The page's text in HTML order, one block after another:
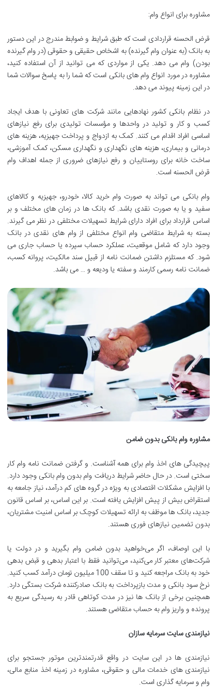
مشاوره برای انواع وام:
قرض الحسنه قراردادی است که طبق شرایط و ضوابط مندرج در این دستور
به بانک (به عنوان وام گیرنده) به اشخاص حقیقی و حقوقی (در وام گیرنده
بودن) وام می دهد. یکی از مواردی که می توانید از آن استفاده کنید،
مشاوره در مورد انواع وام های بانکی است که شما را به پاسخ سوالات شما
در این زمینه پیوند می دهد.
در نظام بانکی کشور نهادهایی مانند شرکت های تعاونی با هدف ایجاد
کسب و کار و تولید در واحدها و مؤسسات تولیدی برای رفع نیازهای
اساسی افراد اقدام می کنند. کمک به ازدواج و پرداخت جهیزیه، هزینه های
درمانی و بیماری، هزینه های نگهداری و نگهداری مسکن، کمک آموزشی،
ساخت خانه برای روستاییان و رفع نیازهای ضروری از جمله اهداف وام
قرض الحسنه است.
وام بانکی می تواند به صورت وام خرید کالا، خودرو، جهیزیه و کالاهای
سفید و یا به صورت نقدی باشد. که بانک ها در زمان های مختلف و بر
اساس قرارداد برای افراد دارای شرایط تسهیلات مختلفی در نظر می گیرند.
بسته به شرایط متقاضی وام انواع مختلفی از وام های نقدی در بانک
وجود دارد که شامل موقعیت، عملکرد حساب سپرده یا حساب جاری می
شود. که مستلزم داشتن ضمانت نامه از قبیل سند مالکیت، پروانه کسب،
ضمانت نامه رسمی کارمند و سفته یا ودیعه و … می باشد.
مشاوره وام بانکی بدون ضامن
پیچیدگی های اخذ وام برای همه آشناست. و گرفتن ضمانت نامه وام کار
سختی است. در حال حاضر شرایط دریافت وام بدون وام بانکی وجود دارد.
با افزایش مشکلات اقتصادی به ویژه در گروه های کم درآمد، نیاز جامعه به
استقراض بیش از پیش افزایش یافته است. بر این اساس، بر اساس قانون
جدید، بانک ها موظف به ارائه تسهیلات کوچک بر اساس امنیت مشتریان،
بدون تضمین نیازهای فوری هستند.
با این اوصاف، اگر می‌خواهید بدون ضامن وام بگیرید و در دولت یا
شرکت‌های معتبر کار می‌کنید، می‌توانید فقط با اعتبار بدهی و قبض بدهی
خود به بانک مراجعه کنید و تا سقف 100 میلیون تومان درآمد کسب کنید.
نرخ سود بانکی و مدت بازپرداخت به بانک صادرکننده شرکت بستگی دارد.
همچنین برخی از بانک ها نیز در مدت کوتاهی قادر به رسیدگی سریع به
پرونده و واریز وام به حساب متقاضی هستند.
نیازمندی سایت سرمایه سازان
نیازمندی ها در این سایت در واقع قدرتمندترین موتور جستجو برای
نیازمندی های خدمات مالی و حقوقی، مشاوره در زمینه اخذ منابع مالی،
وام و سرمایه گذاری است.